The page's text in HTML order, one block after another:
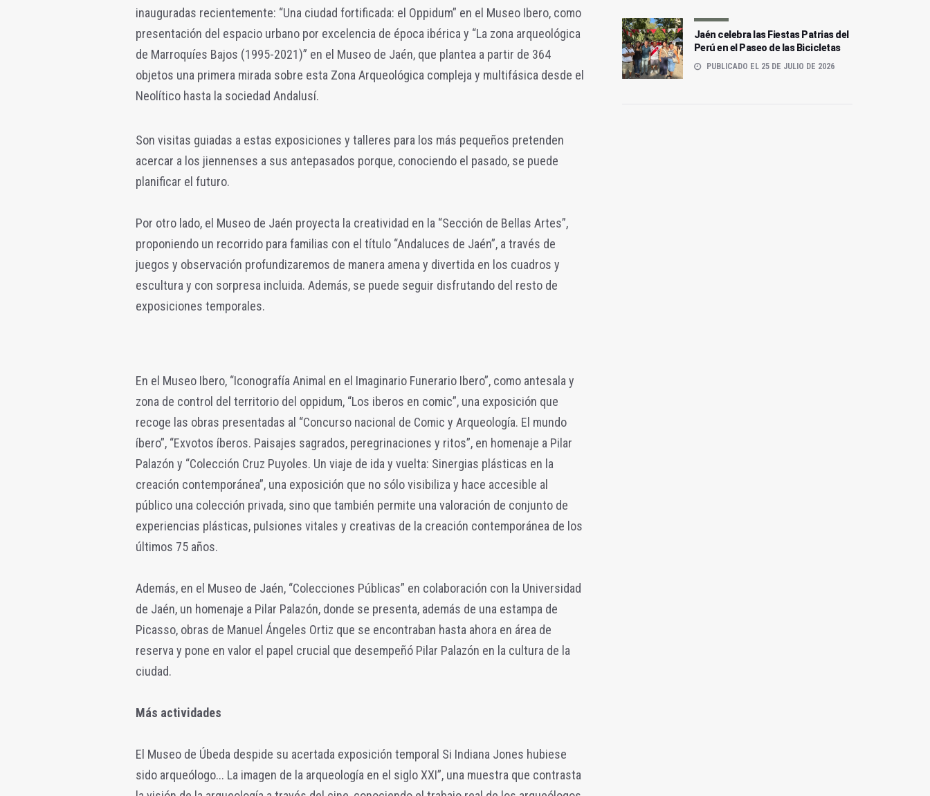
inauguradas recientemente: “Una ciudad fortificada: el Oppidum” en el Museo Ibero, como
presentación del espacio urbano por excelencia de época ibérica y “La zona arqueológica
de Marroquíes Bajos (1995-2021)” en el Museo de Jaén, que plantea a partir de 364
objetos una primera mirada sobre esta Zona Arqueológica compleja y multifásica desde el
Neolítico hasta la sociedad Andalusí.
Son visitas guiadas a estas exposiciones y talleres para los más pequeños pretenden
acercar a los jiennenses a sus antepasados porque, conociendo el pasado, se puede
planificar el futuro.
Por otro lado, el Museo de Jaén proyecta la creatividad en la “Sección de Bellas Artes”,
proponiendo un recorrido para familias con el título “Andaluces de Jaén”, a través de
juegos y observación profundizaremos de manera amena y divertida en los cuadros y
escultura y con sorpresa incluida. Además, se puede seguir disfrutando del resto de
exposiciones temporales.
En el Museo Ibero, “Iconografía Animal en el Imaginario Funerario Ibero”, como antesala y
zona de control del territorio del oppidum, “Los iberos en comic”, una exposición que
recoge las obras presentadas al “Concurso nacional de Comic y Arqueología. El mundo
íbero”, “Exvotos íberos. Paisajes sagrados, peregrinaciones y ritos”, en homenaje a Pilar
Palazón y “Colección Cruz Puyoles. Un viaje de ida y vuelta: Sinergias plásticas en la
creación contemporánea”, una exposición que no sólo visibiliza y hace accesible al
público una colección privada, sino que también permite una valoración de conjunto de
experiencias plásticas, pulsiones vitales y creativas de la creación contemporánea de los
últimos 75 años.
Además, en el Museo de Jaén, “Colecciones Públicas” en colaboración con la Universidad
de Jaén, un homenaje a Pilar Palazón, donde se presenta, además de una estampa de
Picasso, obras de Manuel Ángeles Ortiz que se encontraban hasta ahora en área de
reserva y pone en valor el papel crucial que desempeñó Pilar Palazón en la cultura de la
ciudad.
Más actividades
El Museo de Úbeda despide su acertada exposición temporal Si Indiana Jones hubiese
sido arqueólogo... La imagen de la arqueología en el siglo XXI”, una muestra que contrasta
Jaén celebra las Fiestas Patrias del
Perú en el Paseo de las Bicicletas
PUBLICADO EL 25 DE JULIO DE 2026